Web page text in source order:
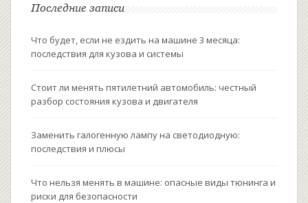
Последние записи
Что будет, если не ездить на машине 3 месяца:
последствия для кузова и системы
Стоит ли менять пятилетний автомобиль: честный
разбор состояния кузова и двигателя
Заменить галогенную лампу на светодиодную:
последствия и плюсы
Что нельзя менять в машине: опасные виды тюнинга и
риски для безопасности